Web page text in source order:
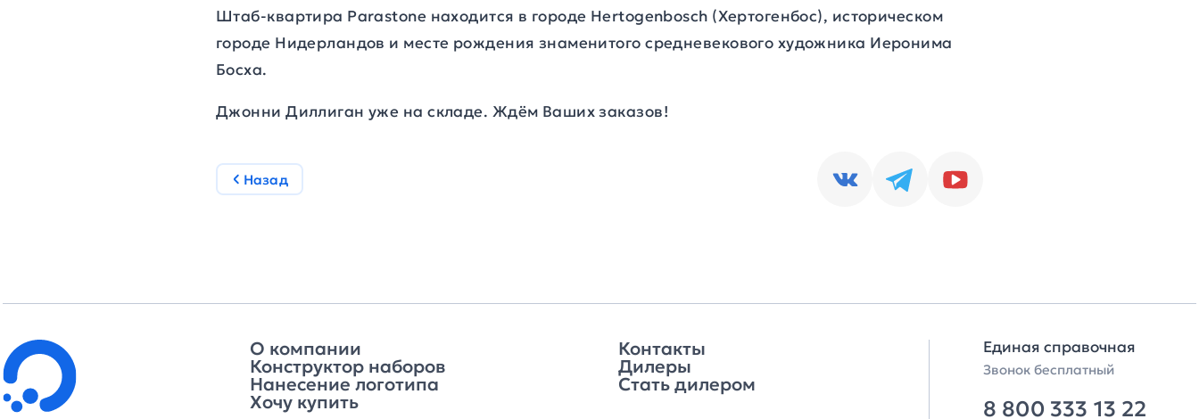
Штаб-квартира Parastone находится в городе Hertogenbosch (Хертогенбос), историческом
городе Нидерландов и месте рождения знаменитого средневекового художника Иеронима
Босха.
Джонни Диллиган уже на складе. Ждём Ваших заказов!
Назад
О компании
Конструктор наборов
Нанесение логотипа
Хочу купить
Контакты
Дилеры
Стать дилером
Единая справочная
Звонок бесплатный
8 800 333 13 22